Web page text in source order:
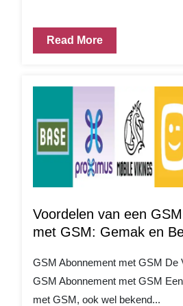
Read More
Voordelen van een
met GSM: Gemak en
GSM Abonnement met GSM De
GSM Abonnement met GSM
met GSM, ook wel bekend...